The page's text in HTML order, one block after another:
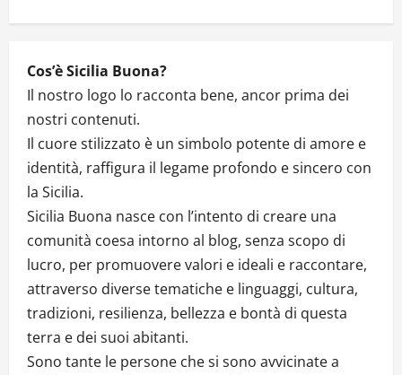
Cos’è Sicilia Buona?
Il nostro logo lo racconta bene, ancor prima dei
nostri contenuti.
Il cuore stilizzato è un simbolo potente di amore e
identità, raffigura il legame profondo e sincero con
la Sicilia.
Sicilia Buona nasce con l’intento di creare una
comunità coesa intorno al blog, senza scopo di
lucro, per promuovere valori e ideali e raccontare,
attraverso diverse tematiche e linguaggi, cultura,
tradizioni, resilienza, bellezza e bontà di questa
terra e dei suoi abitanti.
Sono tante le persone che si sono avvicinate a